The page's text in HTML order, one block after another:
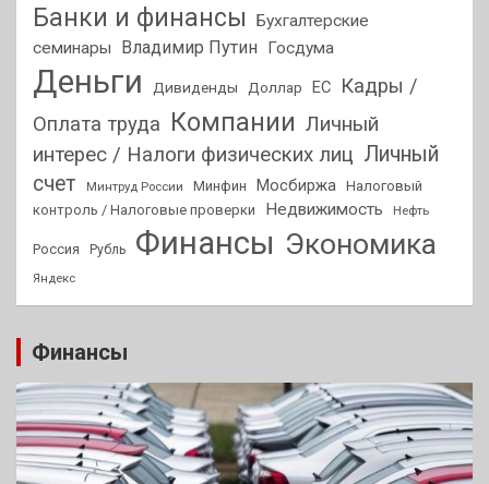
Банки и финансы
Бухгалтерские
семинары
Владимир Путин Госдума
Деньги Дивиденды Доллар ЕС
Кадры /
Оплата труда Компании Личный
интерес / Налоги физических лиц Личный
счет
Минтруд России Минфин Мосбиржа Налоговый
контроль / Налоговые проверки
Недвижимость Нефть
Россия Рубль Финансы Экономика
Яндекс
Финансы